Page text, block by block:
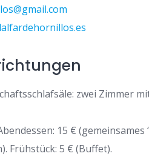
zwei Zimmer
15 €
Frühstück: 5 € (Buffet).